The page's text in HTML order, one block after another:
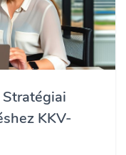
Stratégiai
KKV-